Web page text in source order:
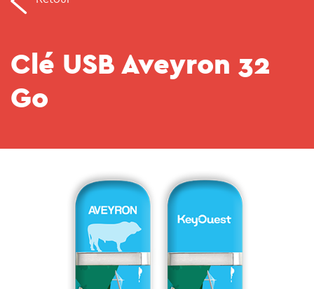
Clé USB Aveyron 32
Go